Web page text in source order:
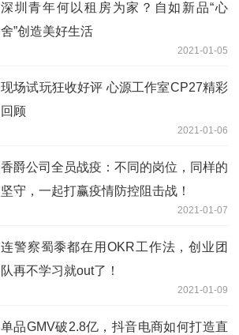
深圳青年何以租房为家？自如新品“心
舍”创造美好生活
2021-01-05
现场试玩狂收好评 心源工作室CP27精彩
回顾
2021-01-06
香爵公司全员战疫：不同的岗位，同样的
坚守，一起打赢疫情防控阻击战！
2021-01-07
连警察蜀黍都在用OKR工作法，创业团
队再不学习就out了！
2021-01-09
单品GMV破2.8亿，抖音电商如何打造直